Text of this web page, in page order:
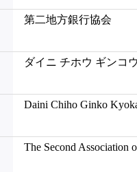
第二地方銀行協会
ダイニ チホウ ギンコ
Daini Chiho Ginko
The Second Association